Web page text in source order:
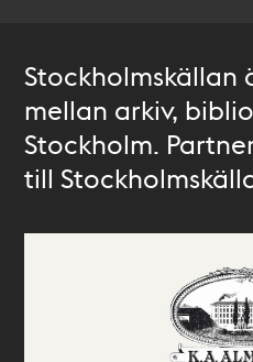
Stockholmskällan
mellan arkiv,
Stockholm.
till